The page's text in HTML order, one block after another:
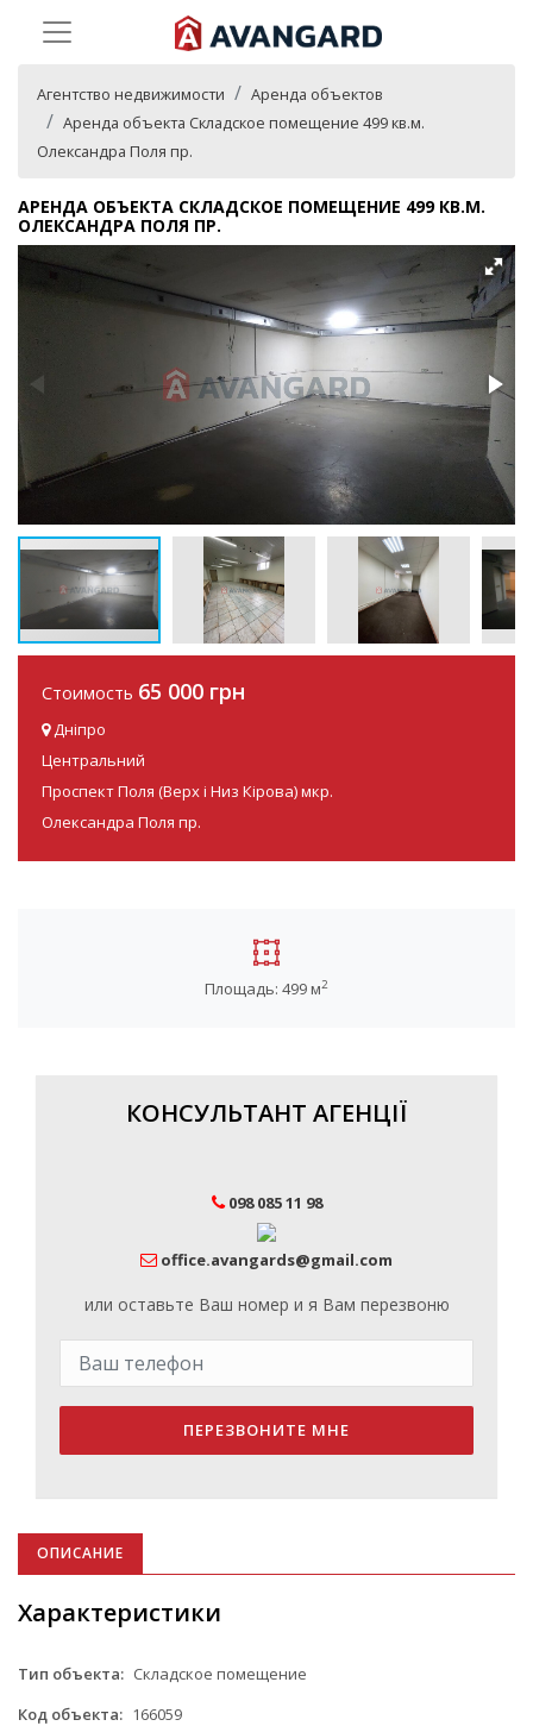
Агентство недвижимости
Аренда объектов
Аренда объекта Складское помещение 499 кв.м.
Олександра Поля пр.
АРЕНДА ОБЪЕКТА СКЛАДСКОЕ ПОМЕЩЕНИЕ 499 КВ.М.
ОЛЕКСАНДРА ПОЛЯ ПР.
Стоимость 65 000 грн
Дніпро
Центральний
Проспект Поля (Верх і Низ Кірова) мкр.
Олександра Поля пр.
Площадь: 499 м2
КОНСУЛЬТАНТ АГЕНЦІЇ
098 085 11 98
office.avangards@gmail.com
или оставьте Ваш номер и я Вам перезвоню
ПЕРЕЗВОНИТЕ МНЕ
ОПИСАНИЕ
Характеристики
Тип объекта: Складское помещение
Код объекта: 166059